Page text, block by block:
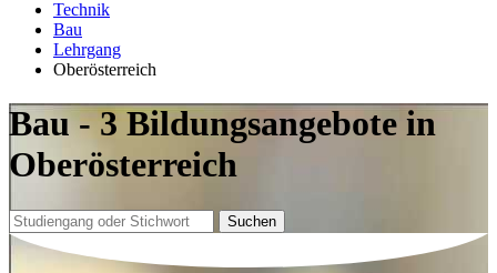
Technik
Bau
Lehrgang
Oberösterreich
Bau - 3 Bildungsangebote in
Oberösterreich
Suchen